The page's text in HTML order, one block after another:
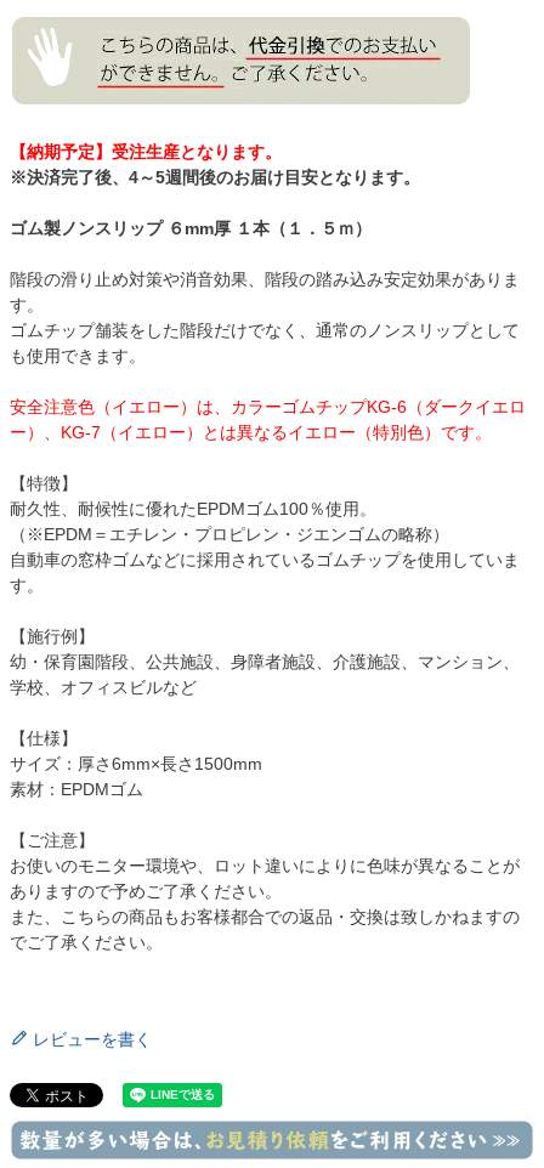
【納期予定】受注生産となります。
※決済完了後、4～5週間後のお届け目安となります。
ゴム製ノンスリップ ６mm厚 １本（１．５ｍ）
階段の滑り止め対策や消音効果、階段の踏み込み安定効果がありま
す。
ゴムチップ舗装をした階段だけでなく、通常のノンスリップとして
も使用できます。
安全注意色（イエロー）は、カラーゴムチップKG-6（ダークイエロ
ー）、KG-7（イエロー）とは異なるイエロー（特別色）です。
【特徴】
耐久性、耐候性に優れたEPDMゴム100％使用。
（※EPDM＝エチレン・プロピレン・ジエンゴムの略称）
自動車の窓枠ゴムなどに採用されているゴムチップを使用していま
す。
【施行例】
幼・保育園階段、公共施設、身障者施設、介護施設、マンション、
学校、オフィスビルなど
【仕様】
サイズ：厚さ6mm×長さ1500mm
素材：EPDMゴム
【ご注意】
お使いのモニター環境や、ロット違いによりに色味が異なることが
ありますので予めご了承ください。
また、こちらの商品もお客様都合での返品・交換は致しかねますの
でご了承ください。
レビューを書く